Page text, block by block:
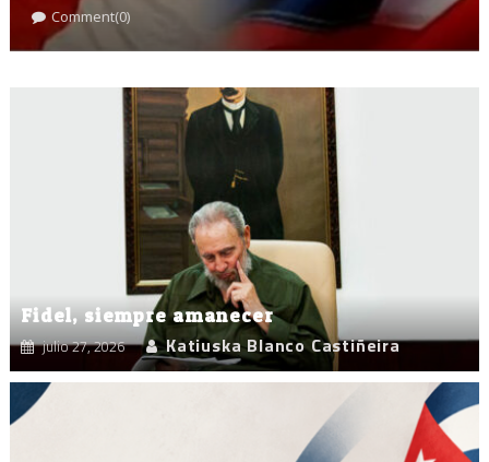
Comment(0)
Fidel, siempre amanecer
julio 27, 2026 Katiuska Blanco Castiñeira